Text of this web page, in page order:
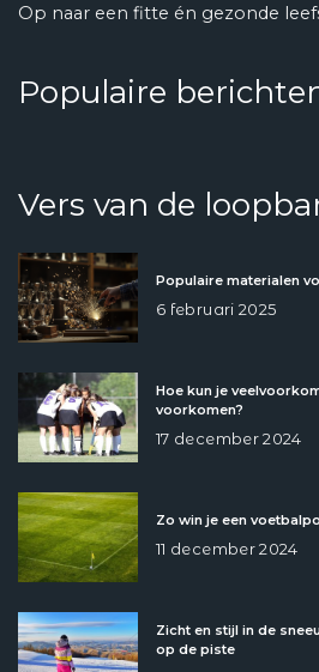
Op naar een fitte én gezonde
Populaire
Vers van de
Populaire materialen
6 februari 2025
Hoe kun je
voorkomen?
17 december 2024
Zo win je een
11 december 2024
Zicht en stijl in de
op de piste